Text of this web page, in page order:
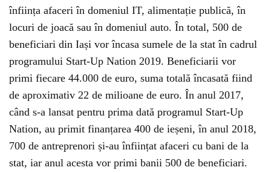
înființa afaceri în domeniul IT, alimentație publică, în
locuri de joacă sau în domeniul auto. În total, 500 de
beneficiari din Iași vor încasa sumele de la stat în cadrul
programului Start-Up Nation 2019. Beneficiarii vor
primi fiecare 44.000 de euro, suma totală încasată fiind
de aproximativ 22 de milioane de euro. În anul 2017,
când s-a lansat pentru prima dată programul Start-Up
Nation, au primit finanțarea 400 de ieșeni, în anul 2018,
700 de antreprenori și-au înființat afaceri cu bani de la
stat, iar anul acesta vor primi banii 500 de beneficiari.